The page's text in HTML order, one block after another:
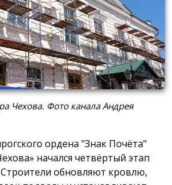
Чехова. Фото канала Андрея
ордена "Знак Почёта"
начался четвёртый этап
обновляют кровлю,